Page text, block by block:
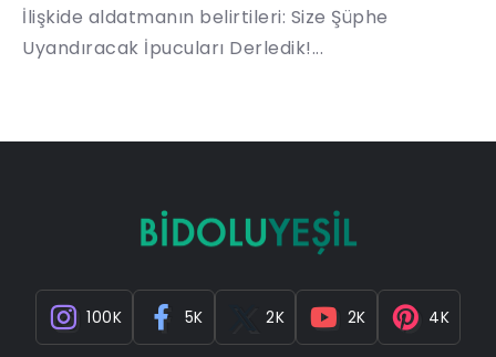
İlişkide aldatmanın belirtileri: Size Şüphe
Uyandıracak İpucuları Derledik!...
100K 5K 2K 2K 4K